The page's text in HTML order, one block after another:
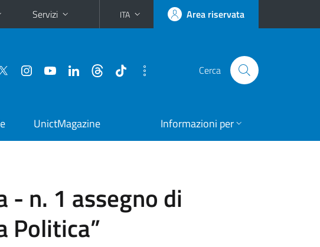
Servizi ITA Area riservata
Cerca
UnictMagazine Informazioni per
- n. 1 assegno di
Politica”